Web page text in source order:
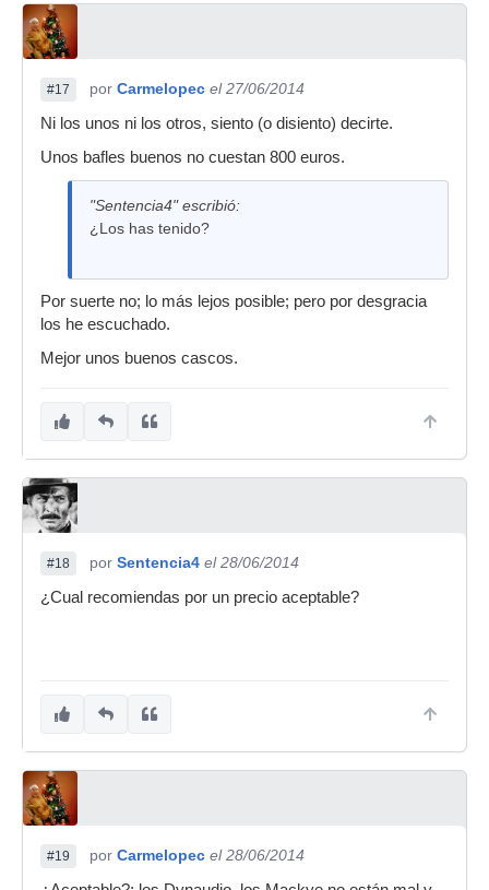
#17 por Carmelopec el 27/06/2014
Ni los unos ni los otros, siento (o disiento) decirte.
Unos bafles buenos no cuestan 800 euros.
"Sentencia4" escribió:
¿Los has tenido?
Por suerte no; lo más lejos posible; pero por desgracia
los he escuchado.
Mejor unos buenos cascos.
#18 por Sentencia4 el 28/06/2014
¿Cual recomiendas por un precio aceptable?
#19 por Carmelopec el 28/06/2014